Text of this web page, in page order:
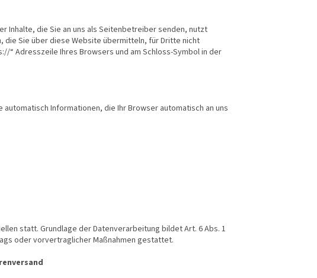
Inhalte, die Sie an uns als Seitenbetreiber senden, nutzt
die Sie über diese Website übermitteln, für Dritte nicht
“ Adresszeile Ihres Browsers und am Schloss-Symbol in der
Informationen, die Ihr Browser automatisch an uns
statt. Grundlage der Datenverarbeitung bildet Art. 6 Abs. 1
oder vorvertraglicher Maßnahmen gestattet.